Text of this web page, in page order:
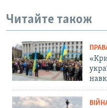
Читайте також